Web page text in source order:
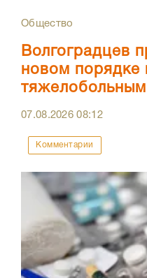
Общество
Волгоградцев
новом порядке
тяжелобольным
07.08.202608:12
Комментарии